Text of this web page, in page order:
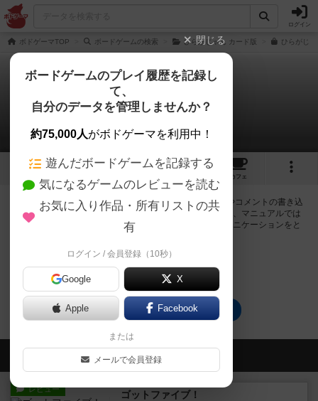
ログイン
ボドゲーマTOP ボードゲームの検索 ひらがじゃん カード版 ひらがじ
ひらがじゃん 牌版
0件の掲示板
6 1 17
カフェ
ログインするとひらがじゃん 牌版に関する掲示板の作成やコメントの書き込
みが出来るようになります。ルールの疑問やエラッタ情報、マニュアルでは
判断し辛い曖昧な表記等について会員同士で自由にコミュニケーションをと
ログイン/無料会員登録
ひらがじゃん 牌版のトップに戻る
会員の新しい投稿
レビュー ゴットファイブ！
閉じる
ボードゲームのプレイ履歴を記録し
て、
自分のデータを管理しませんか？
約75,000人がボドゲーマを利用中！
遊んだボードゲームを記録する
気になるゲームのレビューを読む
お気に入り作品・所有リストの共
有
ログイン / 会員登録（10秒）
Google X
Apple Facebook
または
メールで会員登録